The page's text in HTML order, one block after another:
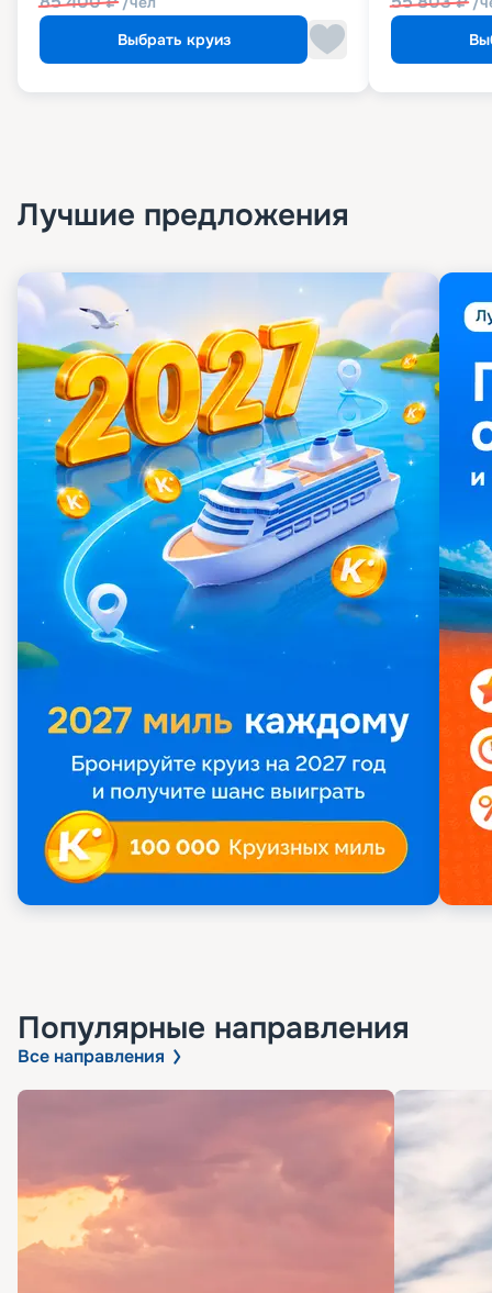
Выбрать круиз
Лучшие предложения
Популярные направления
Все направления